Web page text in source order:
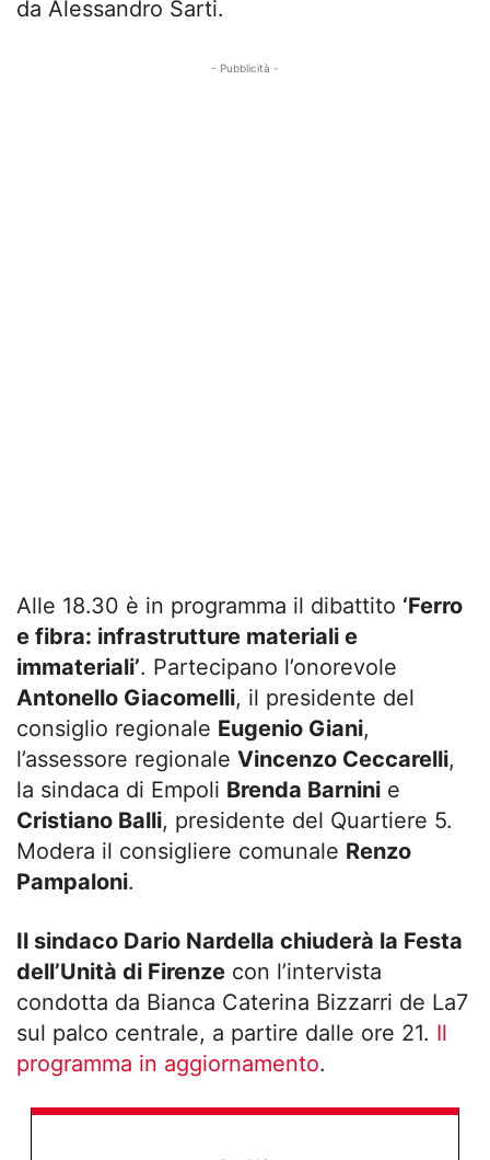
da Alessandro Sarti.
- Pubblicità -
Alle 18.30 è in programma il dibattito ‘Ferro
e fibra: infrastrutture materiali e
immateriali’. Partecipano l’onorevole
Antonello Giacomelli, il presidente del
consiglio regionale Eugenio Giani,
l’assessore regionale Vincenzo Ceccarelli,
la sindaca di Empoli Brenda Barnini e
Cristiano Balli, presidente del Quartiere 5.
Modera il consigliere comunale Renzo
Pampaloni.
Il sindaco Dario Nardella chiuderà la Festa
dell’Unità di Firenze con l’intervista
condotta da Bianca Caterina Bizzarri de La7
sul palco centrale, a partire dalle ore 21. Il
programma in aggiornamento.